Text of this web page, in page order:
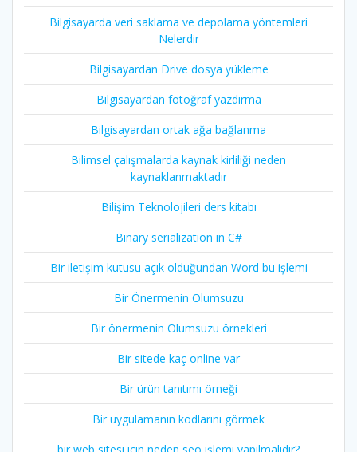
Bilgisayarda veri saklama ve depolama yöntemleri
Nelerdir
Bilgisayardan Drive dosya yükleme
Bilgisayardan fotoğraf yazdırma
Bilgisayardan ortak ağa bağlanma
Bilimsel çalışmalarda kaynak kirliliği neden
kaynaklanmaktadır
Bilişim Teknolojileri ders kitabı
Binary serialization in C#
Bir iletişim kutusu açık olduğundan Word bu işlemi
Bir Önermenin Olumsuzu
Bir önermenin Olumsuzu örnekleri
Bir sitede kaç online var
Bir ürün tanıtımı örneği
Bir uygulamanın kodlarını görmek